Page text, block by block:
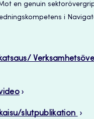
Mot en genuin
i
slutpublikation